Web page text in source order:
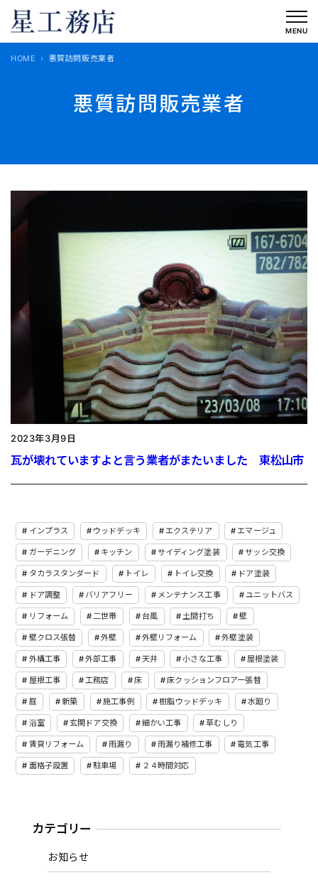
を
MENU
悪質訪問販売業者
HOME 悪質訪問販売業者
2023年3月9日
瓦が壊れていますよと言う業者がまたいました 東松山市
インプラス ウッドデッキ エクステリア エマージュ
ガーデニング キッチン サイディング塗装 サッシ交換
タカラスタンダード トイレ トイレ交換 ドア塗装
ドア調整 バリアフリー メンテナンス工事 ユニットバス
リフォーム 二世帯 台風 土間打ち 壁
壁クロス張替 外壁 外壁リフォーム 外壁塗装
外構工事 外部工事 天井 小さな工事 屋根塗装
屋根工事 工務店 床 床クッションフロアー張替
庭 新築 施工事例 樹脂ウッドデッキ 水廻り
浴室 玄関ドア交換 細かい工事 草むしり
賃貸リフォーム 雨漏り 雨漏り補修工事 電気工事
面格子設置 駐車場 ２４時間対応
カテゴリー
お知らせ